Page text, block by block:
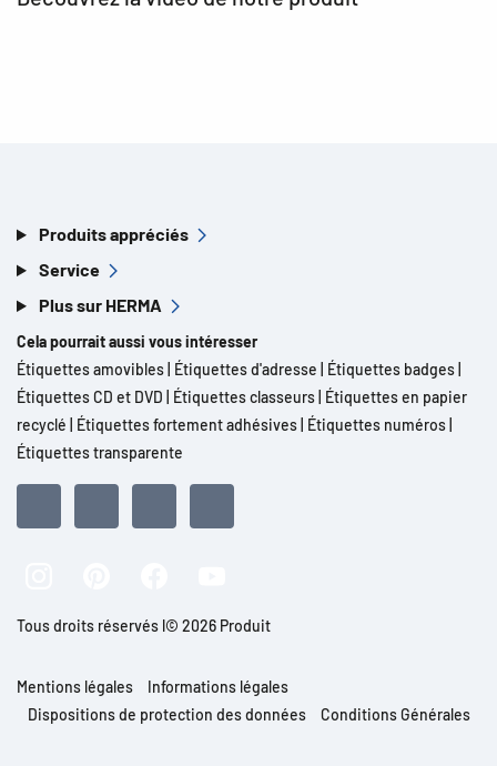
Produits appréciés
Service
Plus sur HERMA
Cela pourrait aussi vous intéresser
Étiquettes amovibles Étiquettes d'adresse Étiquettes badges
Étiquettes CD et DVD
Étiquettes classeurs Étiquettes en papier
recyclé
Étiquettes fortement adhésives Étiquettes numéros
Étiquettes transparente
Tous droits réservés l© 2026 Produit
Mentions légales
Informations légales
Dispositions de protection des données
Conditions Générales